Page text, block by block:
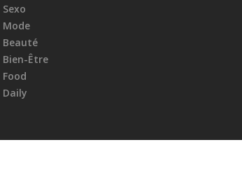
Sexo
Mode
Beauté
Bien-Être
Food
Daily